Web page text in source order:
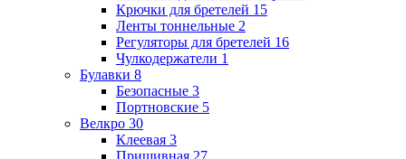
Крючки для бретелей 15
Ленты тоннельные 2
Регуляторы для бретелей 16
Чулкодержатели 1
Булавки 8
Безопасные 3
Портновские 5
Велкро 30
Клеевая 3
Пришивная 27